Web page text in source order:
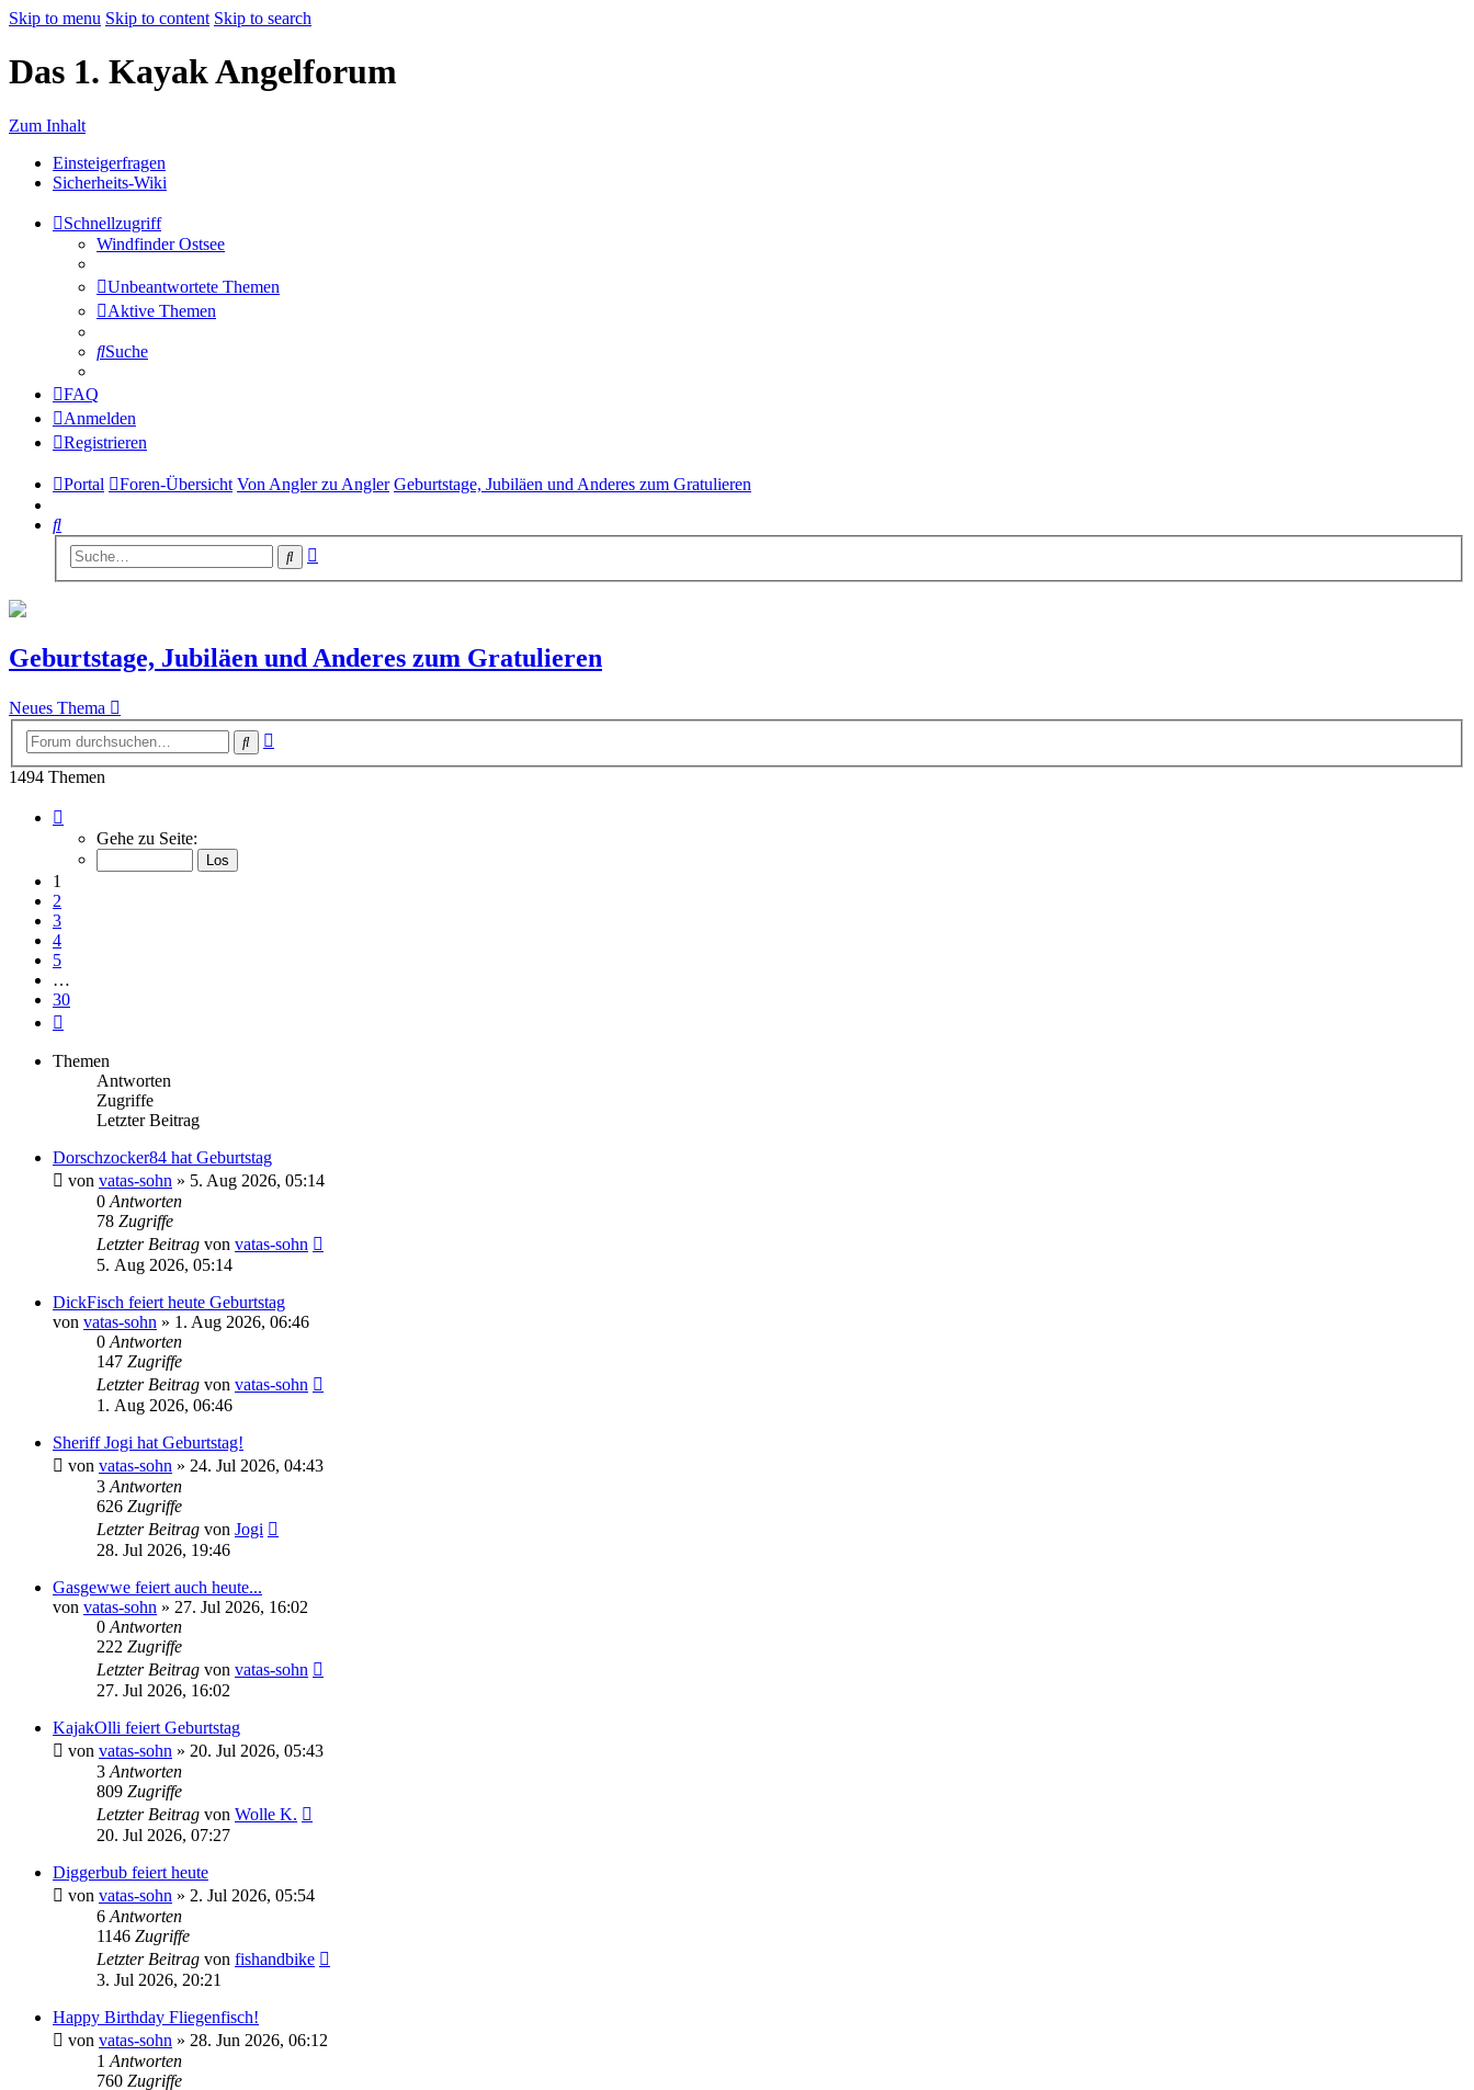
Skip to menu Skip to content Skip to search
Das 1. Kayak Angelforum
Zum Inhalt
Einsteigerfragen
Sicherheits-Wiki
Schnellzugriff
Windfinder Ostsee
Unbeantwortete Themen
Aktive Themen
Suche
FAQ
Anmelden
Registrieren
Portal Foren-Übersicht Von Angler zu Angler Geburtstage, Jubiläen und Anderes zum Gratulieren
Suche
Suche
Geburtstage, Jubiläen und Anderes zum Gratulieren
Neues Thema
Suche
1494 Themen
von
Gehe zu Seite:
1
2
3
4
5
…
30
Themen
Antworten
Zugriffe
Letzter Beitrag
Dorschzocker84 hat Geburtstag
von vatas-sohn » 5. Aug 2026, 05:14
0 Antworten
78 Zugriffe
Letzter Beitrag von vatas-sohn
5. Aug 2026, 05:14
DickFisch feiert heute Geburtstag
von vatas-sohn » 1. Aug 2026, 06:46
0 Antworten
147 Zugriffe
Letzter Beitrag von vatas-sohn
1. Aug 2026, 06:46
Sheriff Jogi hat Geburtstag!
von vatas-sohn » 24. Jul 2026, 04:43
3 Antworten
626 Zugriffe
Letzter Beitrag von Jogi
28. Jul 2026, 19:46
Gasgewwe feiert auch heute...
von vatas-sohn » 27. Jul 2026, 16:02
0 Antworten
222 Zugriffe
Letzter Beitrag von vatas-sohn
27. Jul 2026, 16:02
KajakOlli feiert Geburtstag
von vatas-sohn » 20. Jul 2026, 05:43
3 Antworten
809 Zugriffe
Letzter Beitrag von Wolle K.
20. Jul 2026, 07:27
Diggerbub feiert heute
von vatas-sohn » 2. Jul 2026, 05:54
6 Antworten
1146 Zugriffe
Letzter Beitrag von fishandbike
3. Jul 2026, 20:21
Happy Birthday Fliegenfisch!
von vatas-sohn » 28. Jun 2026, 06:12
1 Antworten
760 Zugriffe